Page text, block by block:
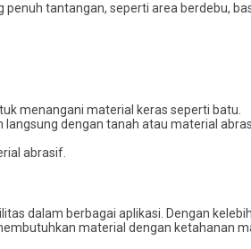
tantangan, seperti area berdebu,
menangani material keras seperti batu.
langsung dengan tanah atau material
abrasif.
dalam berbagai aplikasi. Dengan
material dengan ketahanan